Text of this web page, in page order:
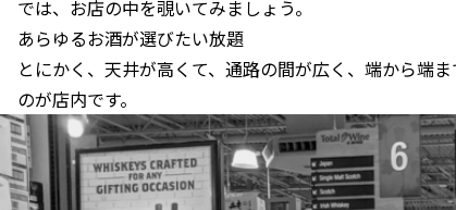
では、お店の中を覗いてみましょう。
あらゆるお酒が選びたい放題
とにかく、天井が高くて、通路の間が広く、端から端
のが店内です。